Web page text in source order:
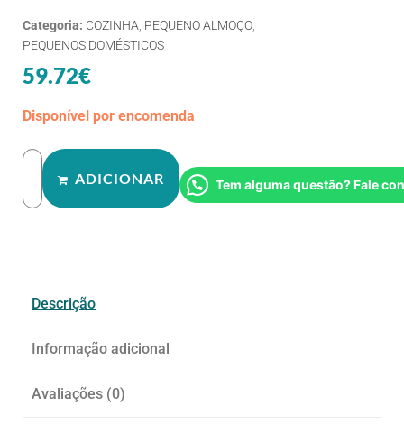
Categoria: COZINHA PEQUENO ALMOÇO
PEQUENOS DOMÉSTICOS
59.72€
Disponível por encomenda
ADICIONAR Tem alguma questão? Fale
Descrição
Informação adicional
Avaliações (0)